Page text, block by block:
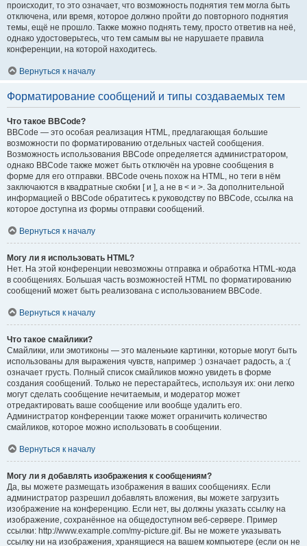
происходит, то это означает, что возможность поднятия тем могла быть
отключена, или время, которое должно пройти до повторного поднятия
темы, ещё не прошло. Также можно поднять тему, просто ответив на неё,
однако удостоверьтесь, что тем самым вы не нарушаете правила
конференции, на которой находитесь.
Вернуться к началу
Форматирование сообщений и типы создаваемых тем
Что такое BBCode?
BBCode — это особая реализация HTML, предлагающая большие
возможности по форматированию отдельных частей сообщения.
Возможность использования BBCode определяется администратором,
однако BBCode также может быть отключён на уровне сообщения в
форме для его отправки. BBCode очень похож на HTML, но теги в нём
заключаются в квадратные скобки [ и ], а не в < и >. За дополнительной
информацией о BBCode обратитесь к руководству по BBCode, ссылка на
которое доступна из формы отправки сообщений.
Вернуться к началу
Могу ли я использовать HTML?
Нет. На этой конференции невозможны отправка и обработка HTML-кода
в сообщениях. Большая часть возможностей HTML по форматированию
сообщений может быть реализована с использованием BBCode.
Вернуться к началу
Что такое смайлики?
Смайлики, или эмотиконы — это маленькие картинки, которые могут быть
использованы для выражения чувств, например :) означает радость, а :(
означает грусть. Полный список смайликов можно увидеть в форме
создания сообщений. Только не перестарайтесь, используя их: они легко
могут сделать сообщение нечитаемым, и модератор может
отредактировать ваше сообщение или вообще удалить его.
Администратор конференции также может ограничить количество
смайликов, которое можно использовать в сообщении.
Вернуться к началу
Могу ли я добавлять изображения к сообщениям?
Да, вы можете размещать изображения в ваших сообщениях. Если
администратор разрешил добавлять вложения, вы можете загрузить
изображение на конференцию. Если нет, вы должны указать ссылку на
изображение, сохранённое на общедоступном веб-сервере. Пример
ссылки: http://www.example.com/my-picture.gif. Вы не можете указывать
ссылку ни на изображения, хранящиеся на вашем компьютере (если он не